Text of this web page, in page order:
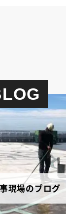
現場のブログ